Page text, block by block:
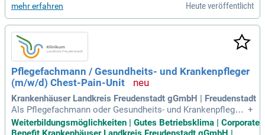
fachkräfte mit einer abgeschlossenen Ausbildung und ideal
erweise einer Fachweiterbildung in der Intensiv- und Anästh
esiepflege. Eine gute Teamfähigkeit und Verantwortungsbe
wusstsein sind für uns essenziell. Bewirb dich jetzt und gest
alte aktiv den Pflegealltag auf der Intensivstation mit!
mehr erfahren Heute veröffentlicht
Pflegefachmann / Gesundheits- und Krankenpfleger
(m/w/d) Chest-Pain-Unit
Krankenhäuser Landkreis Freudenstadt gGmbH | Freudenstadt
Als Pflegefachmann oder Gesundheits- und Krankenpfleger
(m/w/d) in Voll- oder Teilzeit erwarten Sie herausfordernde
Aufgaben in der Pflege. Ihr Engagement ermöglicht eine opti
+
Weiterbildungsmöglichkeiten | Gutes Betriebsklima | Corporate